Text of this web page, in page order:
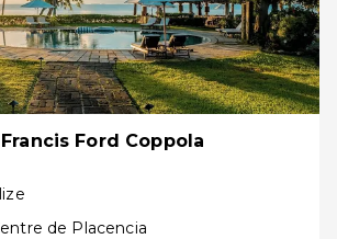
Ford Coppola
de Placencia